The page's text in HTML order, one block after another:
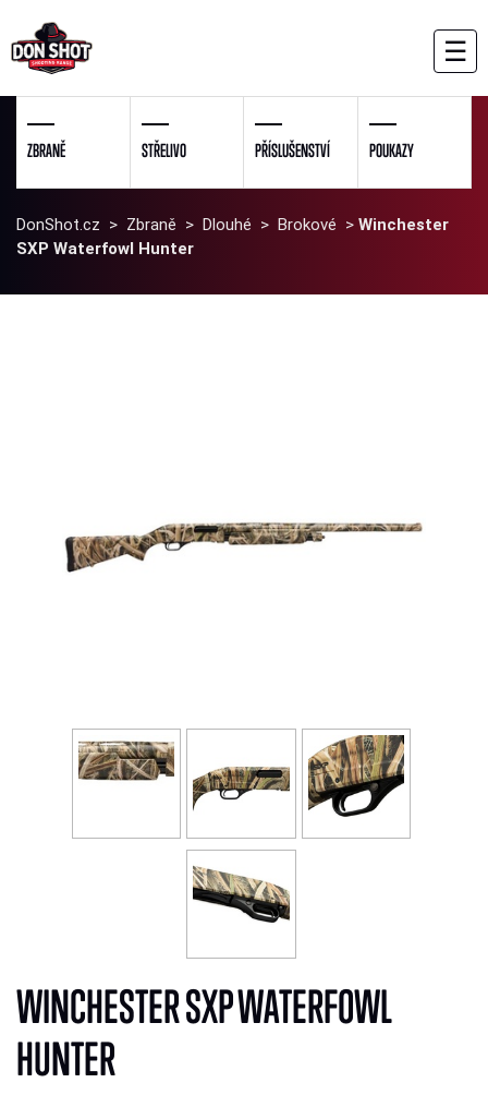
☰
ZBRANĚ STŘELIVO PŘÍSLUŠENSTVÍ POUKAZY
DonShot.cz > Zbraně > Dlouhé > Brokové > Winchester
SXP Waterfowl Hunter
WINCHESTER SXP WATERFOWL
HUNTER